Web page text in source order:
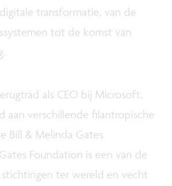
transformatie, van de
tot de komst van
als CEO bij Microsoft,
aan verschillende filantropische
Bill & Melinda Gates
Foundation is een van de
ter wereld en vecht